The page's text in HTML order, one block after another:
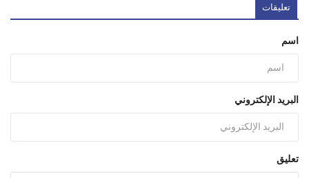
تعليقات
اسم
البريد الإلكتروني
تعليق